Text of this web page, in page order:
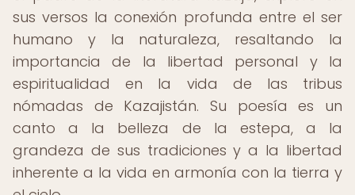
sus versos la conexión profunda entre el ser
humano y la naturaleza, resaltando la
importancia de la libertad personal y la
espiritualidad en la vida de las tribus
nómadas de Kazajistán. Su poesía es un
canto a la belleza de la estepa, a la
grandeza de sus tradiciones y a la libertad
inherente a la vida en armonía con la tierra y